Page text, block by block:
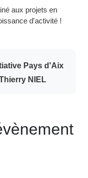
aux projets en
d'activité !
Pays d'Aix
NIEL